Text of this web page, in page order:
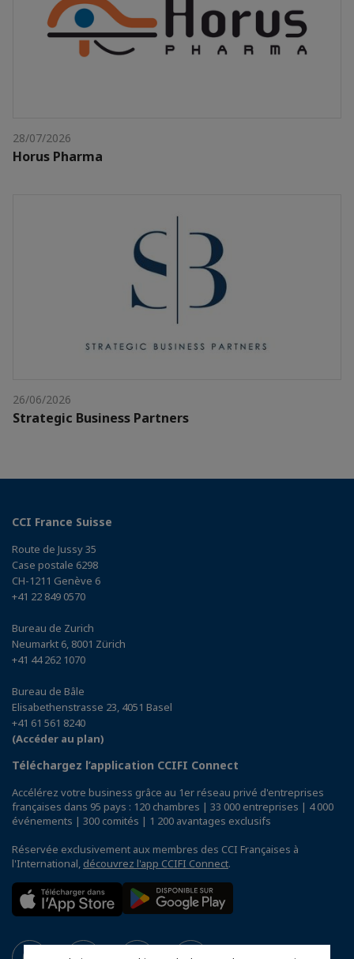
28/07/2026
Horus Pharma
26/06/2026
Strategic Business Partners
CCI France Suisse
Route de Jussy 35
Case postale 6298
CH-1211 Genève 6
+41 22 849 0570
Bureau de Zurich
Neumarkt 6, 8001 Zürich
+41 44 262 1070
Bureau de Bâle
Elisabethenstrasse 23, 4051 Basel
+41 61 561 8240
(Accéder au plan)
Téléchargez l’application CCIFI Connect
Accélérez votre business grâce au 1er réseau privé d'entreprises
françaises dans 95 pays : 120 chambres | 33 000 entreprises | 4 000
événements | 300 comités | 1 200 avantages exclusifs
Réservée exclusivement aux membres des CCI Françaises à
l'International, découvrez l'app CCIFI Connect.